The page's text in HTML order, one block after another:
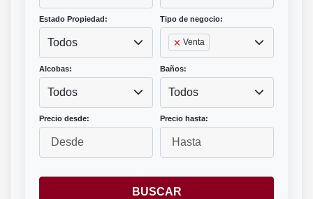
Estado Propiedad:
Todos
Tipo de negocio:
Venta
Alcobas:
Todos
Baños:
Todos
Precio desde: Precio hasta:
BUSCAR